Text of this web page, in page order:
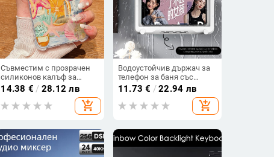
Съвместим с прозрачен
силиконов калъф за
телефон Samsung S25
Ultra, персонализиран
рисуван дизайн за S24 FE
и защитен калъф A55 5G.
14.38 € / 28.12 лв
add_shopping_cart
Водоустойчив държач за
телефон за баня със
въртяща се стойка, стенен
монтаж, пластмасов
11.73 € /22.94 лв
add_shopping_cart